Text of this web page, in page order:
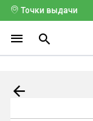
Точки выдачи